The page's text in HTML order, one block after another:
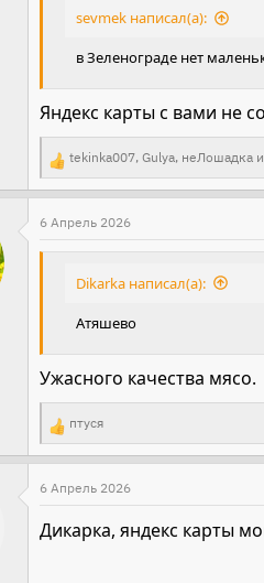
sevmek написал(а):
в Зеленограде нет
Яндекс карты с вами не
Р
е
а
к
:
tekinka007, Gulya, неЛошадка
6 Апрель 2026
Dikarka написал(а):
Атяшево
Ужасного качества мясо.
Р
е
а
ц
птуся
6 Апрель 2026
Дикарка, яндекс карты